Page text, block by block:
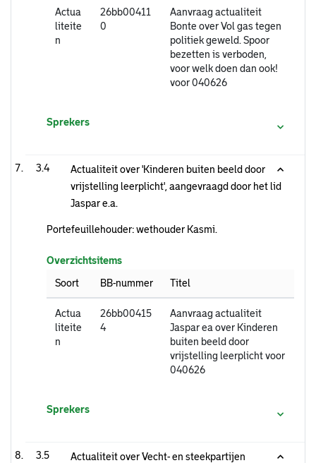
Actua
liteite
n
26bb00411
0
Aanvraag actualiteit
Bonte over Vol gas tegen
politiek geweld. Spoor
bezetten is verboden,
voor welk doen dan ook!
voor 040626
Sprekers
3.4
Actualiteit over 'Kinderen buiten beeld door
vrijstelling leerplicht', aangevraagd door het lid
Jaspar e.a.
Portefeuillehouder: wethouder Kasmi.
Overzichtsitems
Soort
BB-nummer Titel
Actua
liteite
n
26bb00415
4
Aanvraag actualiteit
Jaspar ea over Kinderen
buiten beeld door
vrijstelling leerplicht voor
040626
Sprekers
3.5
Actualiteit over ´Vecht- en steekpartijen